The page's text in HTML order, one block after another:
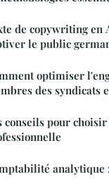
de copywriting en
le public
optimiser
des syndicats
conseils pour choisir
analytique